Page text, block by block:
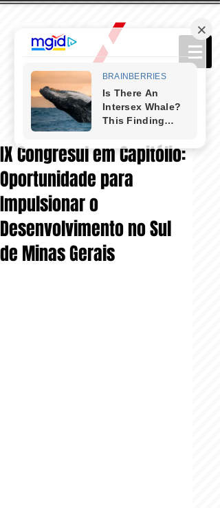
IX Congresul em Capitólio:
Oportunidade para
Impulsionar o
Desenvolvimento no Sul
de Minas Gerais